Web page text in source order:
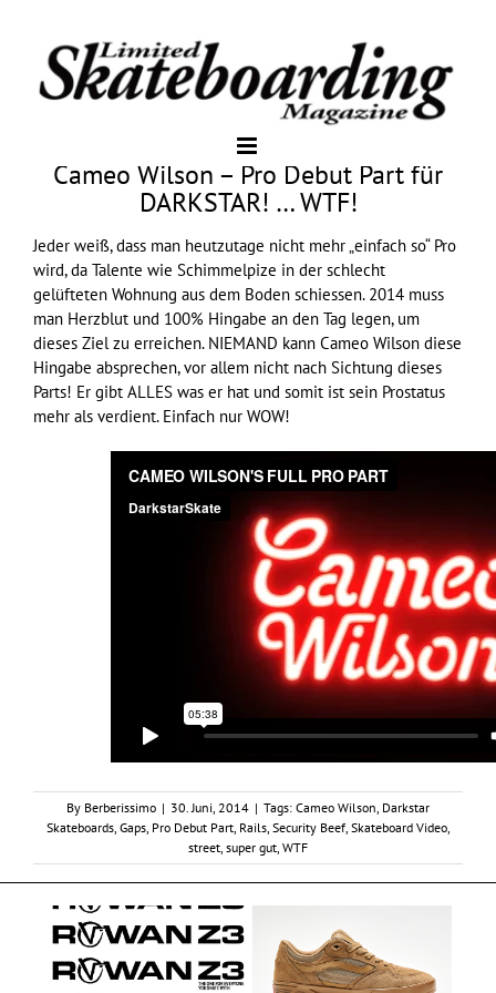
Cameo Wilson – Pro Debut Part für
DARKSTAR! … WTF!
Jeder weiß, dass man heutzutage nicht mehr „einfach so“ Pro
wird, da Talente wie Schimmelpize in der schlecht
gelüfteten Wohnung aus dem Boden schiessen. 2014 muss
man Herzblut und 100% Hingabe an den Tag legen, um
dieses Ziel zu erreichen. NIEMAND kann Cameo Wilson diese
Hingabe absprechen, vor allem nicht nach Sichtung dieses
Parts! Er gibt ALLES was er hat und somit ist sein Prostatus
mehr als verdient. Einfach nur WOW!
By Berberissimo | 30. Juni, 2014 | Tags: Cameo Wilson Darkstar
Skateboards, Gaps, Pro Debut Part, Rails, Security Beef, Skateboard Video,
street super gut WTF